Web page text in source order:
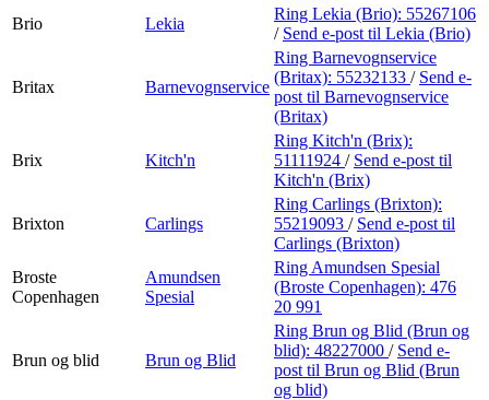
Brio
Lekia
Ring Lekia (Brio): 55267106
/ Send e-post til Lekia (Brio)
Britax Barnevognservice
Ring Barnevognservice
(Britax): 55232133 / Send e-
post til Barnevognservice
(Britax)
Brix Kitch'n
Ring Kitch'n (Brix):
51111924 / Send e-post til
Kitch'n (Brix)
Brixton Carlings
Ring Carlings (Brixton):
55219093 / Send e-post til
Carlings (Brixton)
Broste
Copenhagen
Amundsen
Spesial
Ring Amundsen Spesial
(Broste Copenhagen): 476
20 991
Brun og blid Brun og Blid
Ring Brun og Blid (Brun og
blid): 48227000 / Send e-
post til Brun og Blid (Brun
og blid)